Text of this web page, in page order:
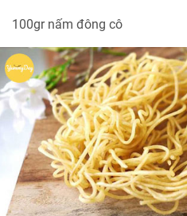
100gr nấm đông cô